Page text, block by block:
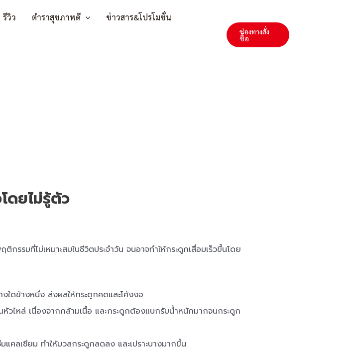
รีวิว ตำราสุขภาพดี ข่าวสาร&โปรโมชั่น
ช่องทางสั่ง
ซื้อ
ดยไม่รู้ตัว
รรมที่ไม่เหมาะสมในชีวิตประจำวัน จนอาจทำให้กระดูกเสื่อมเร็วขึ้นโดย
ใดข้างหนึ่ง ส่งผลให้กระดูกคดและโค้งงอ
หัวไหล่ เนื่องจากกล้ามเนื้อ และกระดูกต้องแบกรับน้ำหนักมากจนกระดูก
คลเซียม ทำให้มวลกระดูกลดลง และเปราะบางมากขึ้น